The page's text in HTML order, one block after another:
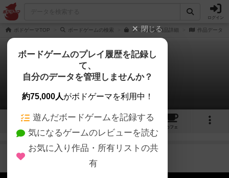
ログイン
ボドゲーマTOP ボードゲームの検索 ラマの通販/商品詳細 作品データ
ラマ
3件の動画
21 3 51
カフェ
約6年前
閉じる
ボードゲームのプレイ履歴を記録し
て、
自分のデータを管理しませんか？
約75,000人がボドゲーマを利用中！
遊んだボードゲームを記録する
気になるゲームのレビューを読む
お気に入り作品・所有リストの共
有